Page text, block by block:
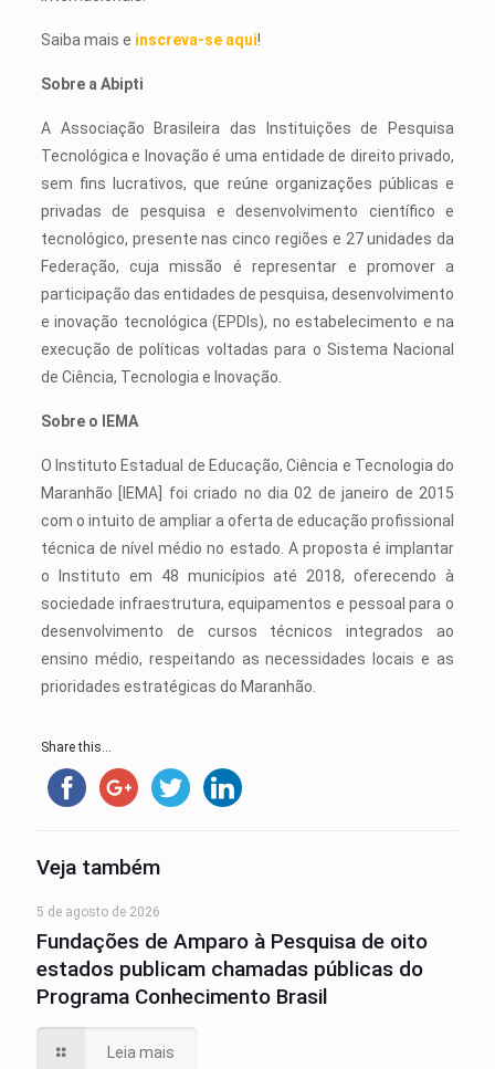
Saiba mais e inscreva-se aqui!
Sobre a Abipti
A Associação Brasileira das Instituições de Pesquisa
Tecnológica e Inovação é uma entidade de direito privado,
sem fins lucrativos, que reúne organizações públicas e
privadas de pesquisa e desenvolvimento científico e
tecnológico, presente nas cinco regiões e 27 unidades da
Federação, cuja missão é representar e promover a
participação das entidades de pesquisa, desenvolvimento
e inovação tecnológica (EPDIs), no estabelecimento e na
execução de políticas voltadas para o Sistema Nacional
de Ciência, Tecnologia e Inovação.
Sobre o IEMA
O Instituto Estadual de Educação, Ciência e Tecnologia do
Maranhão [IEMA] foi criado no dia 02 de janeiro de 2015
com o intuito de ampliar a oferta de educação profissional
técnica de nível médio no estado. A proposta é implantar
o Instituto em 48 municípios até 2018, oferecendo à
sociedade infraestrutura, equipamentos e pessoal para o
desenvolvimento de cursos técnicos integrados ao
ensino médio, respeitando as necessidades locais e as
prioridades estratégicas do Maranhão.
Share this...
Veja também
5 de agosto de 2026
Fundações de Amparo à Pesquisa de oito
estados publicam chamadas públicas do
Programa Conhecimento Brasil
Leia mais